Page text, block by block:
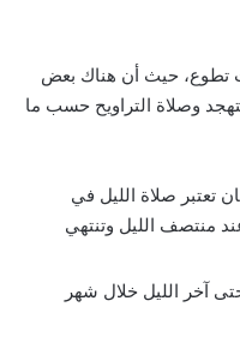
تطوع، حيث أن هناك بعض
وصلاة التراويح حسب ما
تعتبر صلاة الليل في
منتصف الليل وتنتهي
آخر الليل خلال شهر